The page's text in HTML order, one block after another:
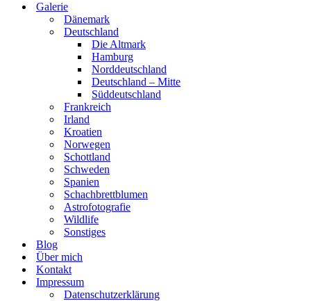
Galerie
Dänemark
Deutschland
Die Altmark
Hamburg
Norddeutschland
Deutschland – Mitte
Süddeutschland
Frankreich
Irland
Kroatien
Norwegen
Schottland
Schweden
Spanien
Schachbrettblumen
Astrofotografie
Wildlife
Sonstiges
Blog
Über mich
Kontakt
Impressum
Datenschutzerklärung